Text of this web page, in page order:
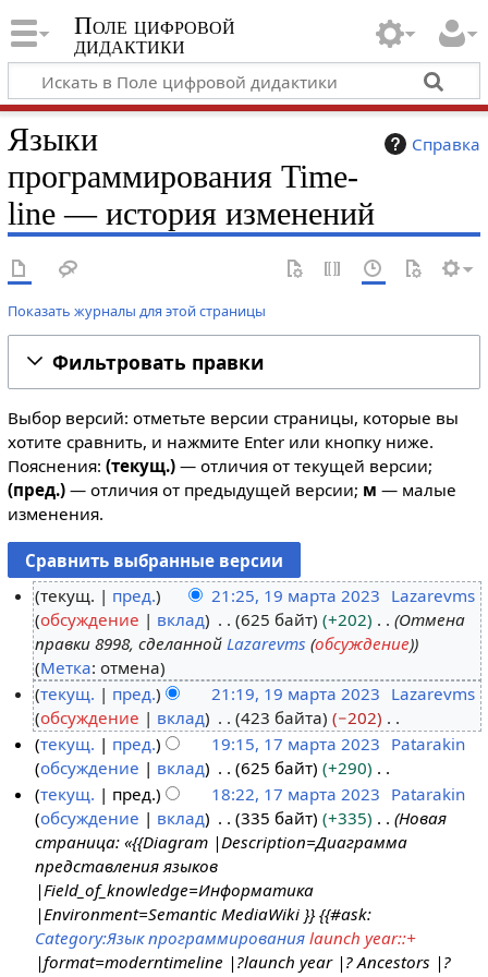
Поле цифровой
дидактики
Справка
Языки
программирования Time-
line — история изменений
Показать журналы для этой страницы
Фильтровать правки
Выбор версий: отметьте версии страницы, которые вы
хотите сравнить, и нажмите Enter или кнопку ниже.
Пояснения: (текущ.)— отличия от текущей версии;
(пред.)— отличия от предыдущей версии; м — малые
изменения.
а
т
2
текущ. пред. 21:25, 19 марта 2023 Lazarevms
обсуждение
вклад 625 байт +202
Отмена
правки 8998, сделаннойLazarevms (обсуждение)
Метка:отмена
текущ.
пред. 21:19, 19 марта 2023 Lazarevms
обсуждение
вклад 423 байта
−202
Н
е
т
о
п
и
с
а
н
и
7
текущ. пред. 19:15, 17 марта 2023 Patarakin
обсуждение
вклад 625 байт
+290
Н
е
т
о
п
и
с
а
текущ. пред. 18:22, 17 марта 2023 Patarakin
обсуждение
вклад 335 байт +335
Новая
страница: «{{Diagram |Description=Диаграмма
представления языков
|Field_of_knowledge=Информатика
|Environment=Semantic MediaWiki }} {{#ask:
Category:Язык программирования launch year::+
|format=moderntimeline |?launch year |? Ancestors |?